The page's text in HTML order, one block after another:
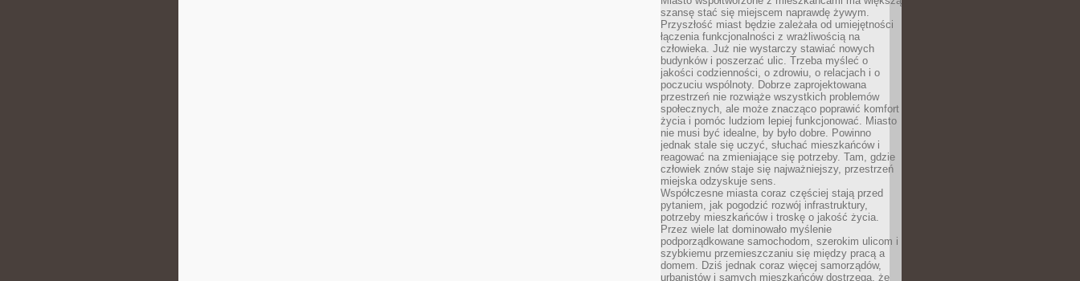
szansę stać się miejscem naprawdę żywym.
Przyszłość miast będzie zależała od umiejętności
łączenia funkcjonalności z wrażliwością na
człowieka. Już nie wystarczy stawiać nowych
budynków i poszerzać ulic. Trzeba myśleć o
jakości codzienności, o zdrowiu, o relacjach i o
poczuciu wspólnoty. Dobrze zaprojektowana
przestrzeń nie rozwiąże wszystkich problemów
społecznych, ale może znacząco poprawić komfort
życia i pomóc ludziom lepiej funkcjonować. Miasto
nie musi być idealne, by było dobre. Powinno
jednak stale się uczyć, słuchać mieszkańców i
reagować na zmieniające się potrzeby. Tam, gdzie
człowiek znów staje się najważniejszy, przestrzeń
miejska odzyskuje sens.
Współczesne miasta coraz częściej stają przed
pytaniem, jak pogodzić rozwój infrastruktury,
potrzeby mieszkańców i troskę o jakość życia.
Przez wiele lat dominowało myślenie
podporządkowane samochodom, szerokim ulicom i
szybkiemu przemieszczaniu się między pracą a
domem. Dziś jednak coraz więcej samorządów,
urbanistów i samych mieszkańców dostrzega, że